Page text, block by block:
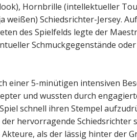
Hornbrille (intellektueller
weißen) Schiedsrichter-Jersey.
des Spielfelds legte der
Schmuckgegenstände
einer 5-minütigen intensiven
und wussten durch
schnell ihren Stempel
hervorragende
als der lässig hinter der